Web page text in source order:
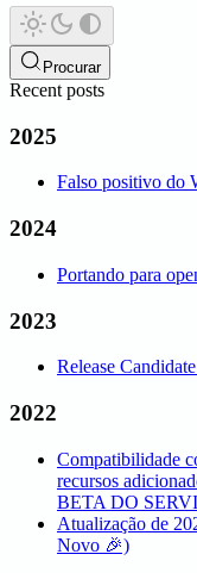
Procurar
Recent posts
2025
Falso positivo do
2024
Portando para
2023
Release Candidate
2022
Compatibilidade
recursos
BETA DO
Atualização de
Novo 🎉)